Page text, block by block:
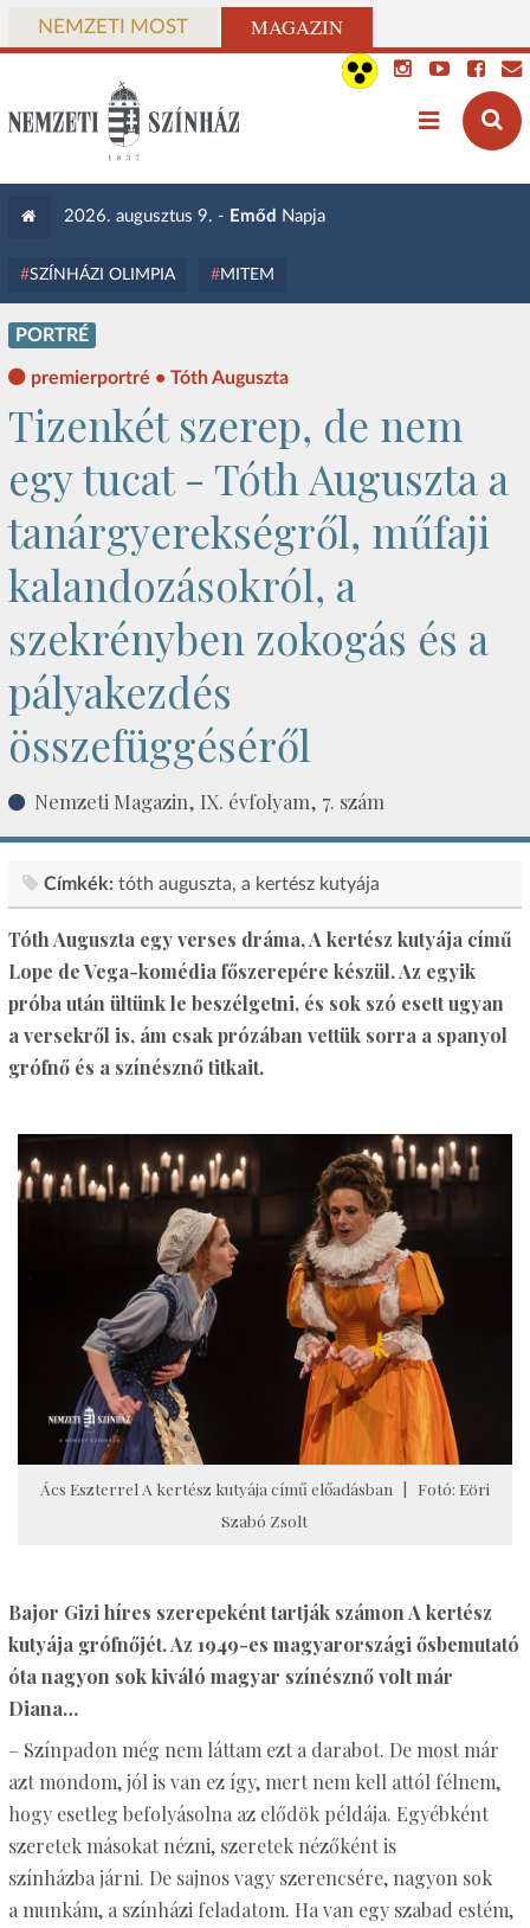
NEMZETI MOST MAGAZIN
2026. augusztus 9. - Emőd Napja
SZÍNHÁZI OLIMPIA MITEM
PORTRÉ
premierportré • Tóth Auguszta
Tizenkét szerep, de nem
egy tucat - Tóth Auguszta a
tanárgyerekségről, műfaji
kalandozásokról, a
szekrényben zokogás és a
pályakezdés
összefüggéséről
Nemzeti Magazin, IX. évfolyam, 7. szám
Címkék: tóth auguszta a kertész kutyája
Tóth Auguszta egy verses dráma, A kertész kutyája című
Lope de Vega-komédia főszerepére készül. Az egyik
próba után ültünk le beszélgetni, és sok szó esett ugyan
a versekről is, ám csak prózában vettük sorra a spanyol
grófnő és a színésznő titkait.
Ács Eszterrel A kertész kutyája című előadásban | Fotó: Eöri
Szabó Zsolt
Bajor Gizi híres szerepeként tartják számon A kertész
kutyája grófnőjét. Az 1949-es magyarországi ősbemutató
óta nagyon sok kiváló magyar színésznő volt már
Diana…
– Színpadon még nem láttam ezt a darabot. De most már
azt mondom, jól is van ez így, mert nem kell attól félnem,
hogy esetleg befolyásolna az elődök példája. Egyébként
szeretek másokat nézni, szeretek nézőként is
színházba járni. De sajnos vagy szerencsére, nagyon sok
a munkám, a színházi feladatom. Ha van egy szabad estém,